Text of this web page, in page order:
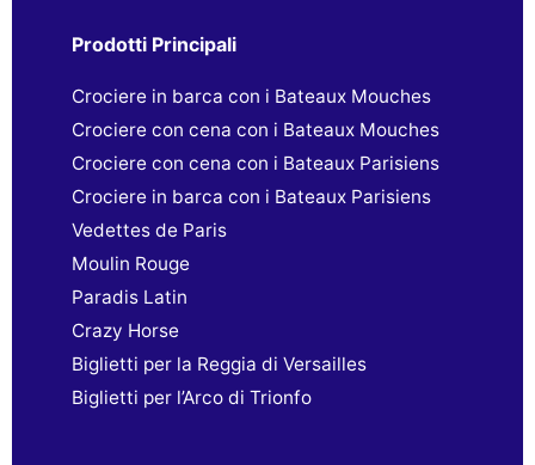
Prodotti Principali
Crociere in barca con i Bateaux Mouches
Crociere con cena con i Bateaux Mouches
Crociere con cena con i Bateaux Parisiens
Crociere in barca con i Bateaux Parisiens
Vedettes de Paris
Moulin Rouge
Paradis Latin
Crazy Horse
Biglietti per la Reggia di Versailles
Biglietti per l’Arco di Trionfo